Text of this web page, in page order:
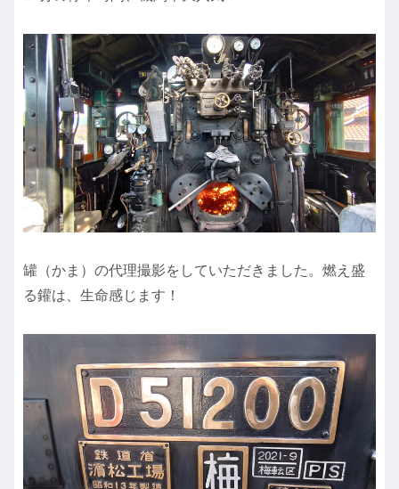
罐（かま）の代理撮影をしていただきました。燃え盛
る鑵は、生命感じます！